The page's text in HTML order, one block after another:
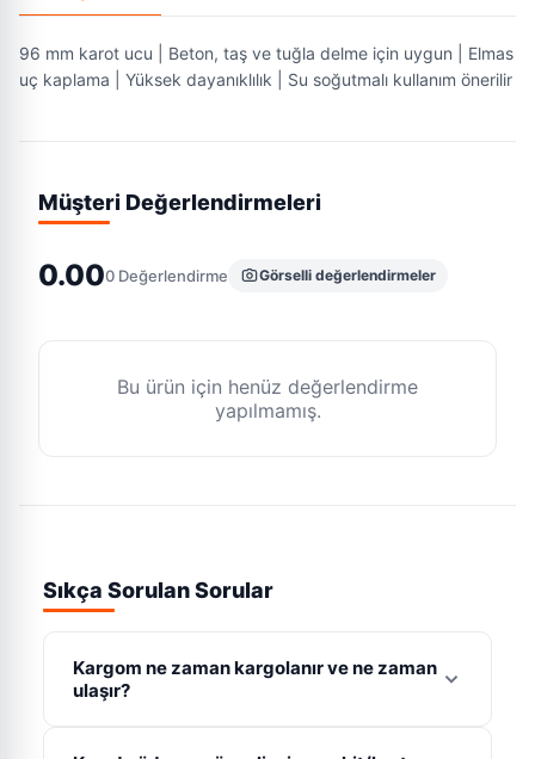
96 mm karot ucu | Beton, taş ve tuğla delme için uygun | Elmas
uç kaplama | Yüksek dayanıklılık | Su soğutmalı kullanım önerilir
Müşteri Değerlendirmeleri
0.000 Değerlendirme Görselli değerlendirmeler
Bu ürün için henüz değerlendirme
yapılmamış.
Sıkça Sorulan Sorular
Kargom ne zaman kargolanır ve ne zaman
ulaşır?